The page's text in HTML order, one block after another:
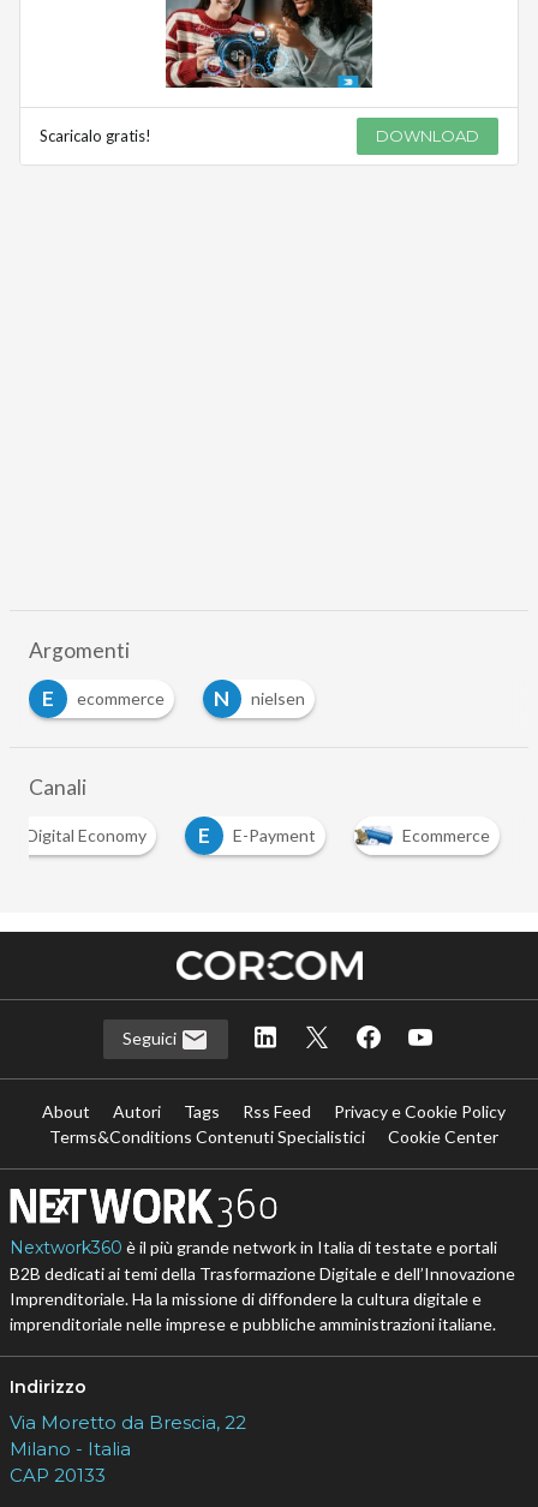
Scaricalo gratis! DOWNLOAD
Argomenti
E
ecommerce N nielsen
Canali
Digital Economy E E-Payment Ecommerce
Seguici
About Autori Tags Rss Feed
Privacy e Cookie Policy
Terms&Conditions Contenuti Specialistici
Cookie Center
Nextwork360 è il più grande network in Italia di testate e portali
B2B dedicati ai temi della Trasformazione Digitale e dell’Innovazione
Imprenditoriale. Ha la missione di diffondere la cultura digitale e
imprenditoriale nelle imprese e pubbliche amministrazioni italiane.
Indirizzo
Via Moretto da Brescia, 22
Milano - Italia
CAP 20133